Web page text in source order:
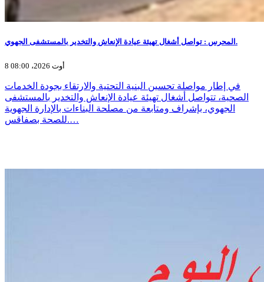
المحرس : تواصل أشغال تهيئة عيادة الإنعاش والتخدير بالمستشفى الجهوي.
8 أوت 2026، 08:00
في إطار مواصلة تحسين البنية التحتية والارتقاء بجودة الخدمات
الصحية، تتواصل أشغال تهيئة عيادة الإنعاش والتخدير بالمستشفى
الجهوي، بإشراف ومتابعة من مصلحة البناءات بالإدارة الجهوية
للصحة بصفاقس.…